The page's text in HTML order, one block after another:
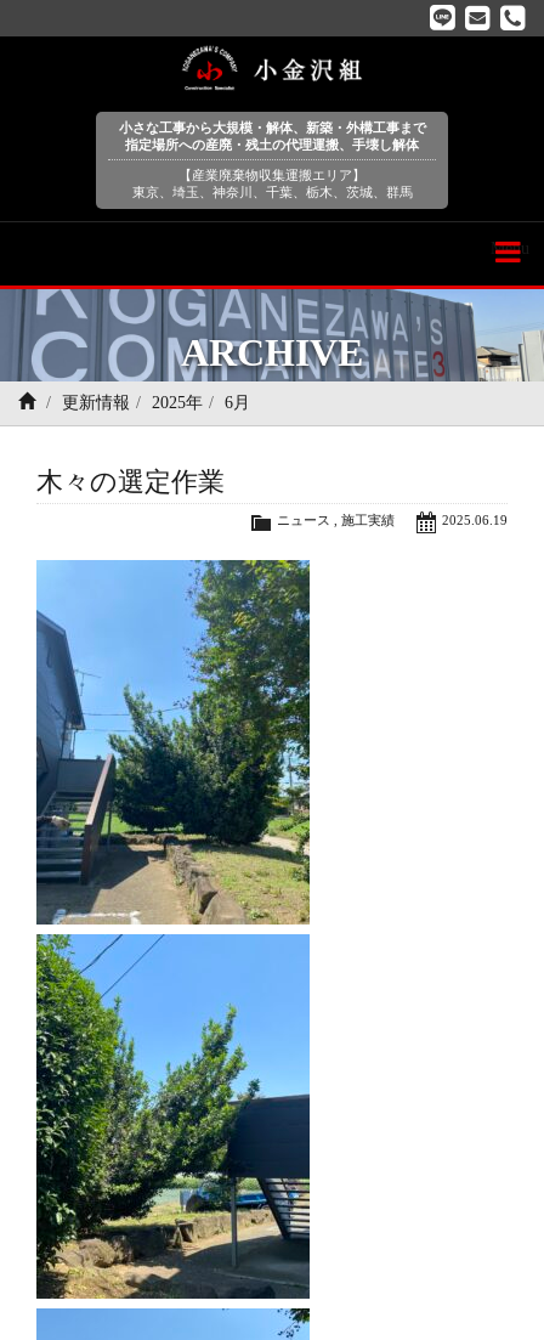
小さな工事から大規模・解体、新築・外構工事まで
指定場所への産廃・残土の代理運搬、手壊し解体
【産業廃棄物収集運搬エリア】
東京、埼玉、神奈川、千葉、栃木、茨城、群馬
Menu
ARCHIVE
更新情報 2025年 6月
木々の選定作業
2025.06.19
ニュース 施工実績